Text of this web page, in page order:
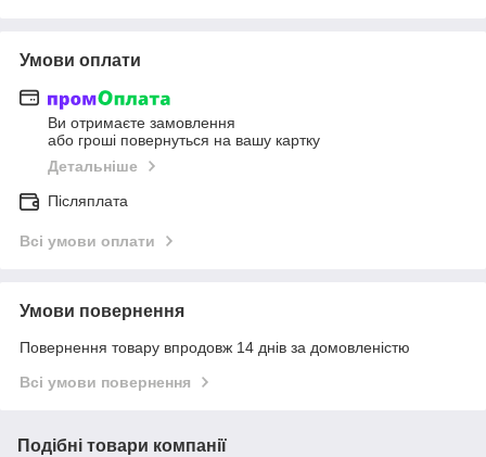
Умови оплати
Ви отримаєте замовлення
або гроші повернуться на вашу картку
Детальніше
Післяплата
Всі умови оплати
Умови повернення
Повернення товару впродовж 14 днів за домовленістю
Всі умови повернення
Подібні товари компанії